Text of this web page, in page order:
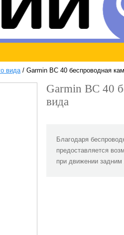
вида / Garmin BC 40 беспроводная
Garmin BC 40
вида
Благодаря
предоставляется
при движении